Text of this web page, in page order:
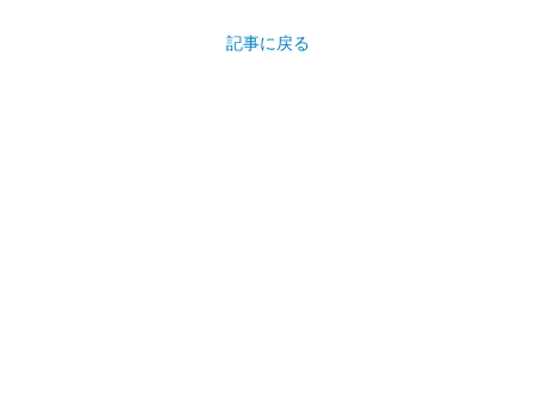
記事に戻る